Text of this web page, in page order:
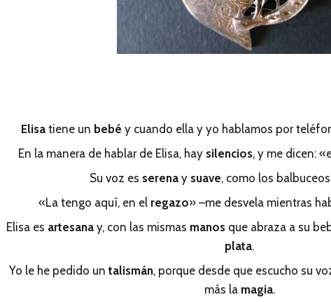
Elisatiene un bebé y cuando ella y yo hablamos por
En la manera de hablar de Elisa, hay silencios, y me dicen:
Su voz es serena y suave, como los
«La tengo aquí, en el regazo» –me desvela mientras
Elisa es artesana y, con las mismas manos que abraza a su
plata.
Yo le he pedido untalismán, porque desde que escucho su
más lamagia.